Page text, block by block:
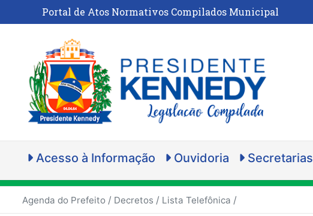
Portal de Atos Normativos Compilados Municipal
Acesso à Informação Ouvidoria Secretarias
Agenda do Prefeito / Decretos / Lista Telefônica /